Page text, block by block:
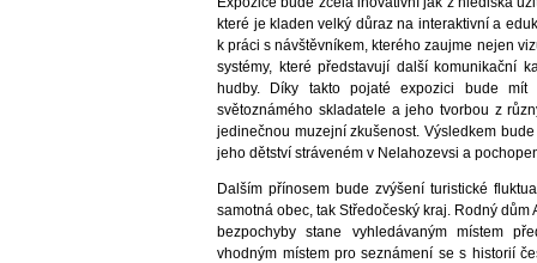
které je kladen velký důraz na interaktivní a
k práci s návštěvníkem, kterého zaujme nejen
systémy, které představují další komunikační
hudby. Díky takto pojaté expozici bude mít
světoznámého skladatele a jeho tvorbou z
jedinečnou muzejní zkušenost. Výsledkem
jeho dětství stráveném v Nelahozevsi a
Dalším přínosem bude zvýšení turistické
samotná obec, tak Středočeský kraj. Rodný
bezpochyby stane vyhledávaným místem
vhodným místem pro seznámení se s historií